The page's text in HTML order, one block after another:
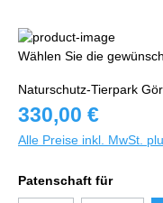
Wählen Sie die
Naturschutz-Tierpark
330,00 €
Alle Preise inkl. MwSt.
Patenschaft für